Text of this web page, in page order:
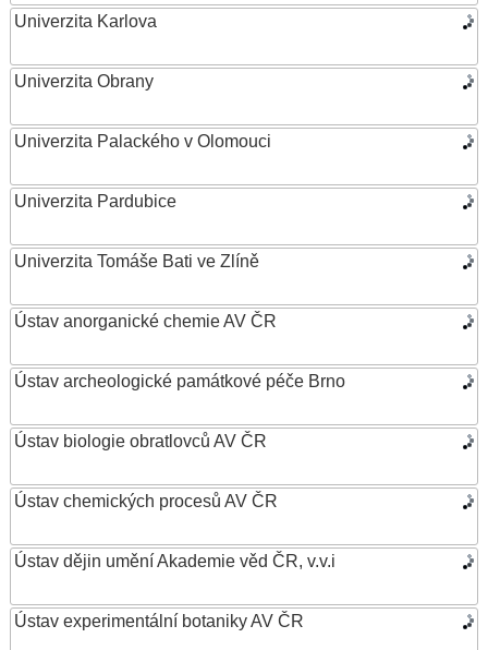
Univerzita Karlova
Univerzita Obrany
Univerzita Palackého v Olomouci
Univerzita Pardubice
Univerzita Tomáše Bati ve Zlíně
Ústav anorganické chemie AV ČR
Ústav archeologické památkové péče Brno
Ústav biologie obratlovců AV ČR
Ústav chemických procesů AV ČR
Ústav dějin umění Akademie věd ČR, v.v.i
Ústav experimentální botaniky AV ČR